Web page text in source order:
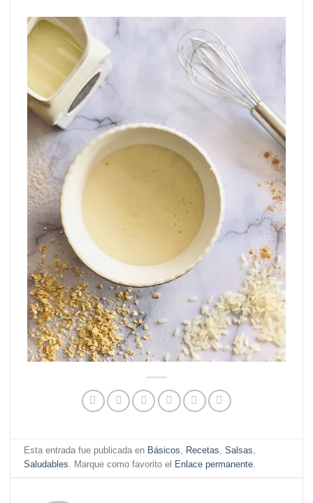
Esta entrada fue publicada en Básicos, Recetas,Salsas,
Saludables. Marque como favorito el Enlace permanente.